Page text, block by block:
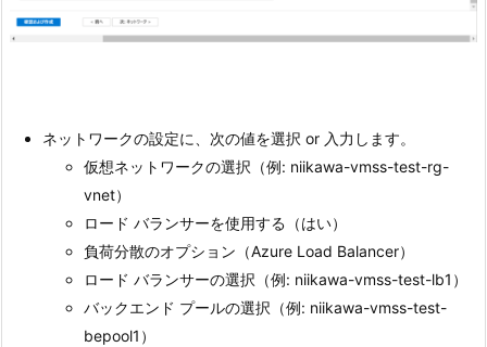
ネットワークの設定に、次の値を選択 or 入力します。
仮想ネットワークの選択（例: niikawa-vmss-test-rg-
vnet）
ロード バランサーを使用する（はい）
負荷分散のオプション（Azure Load Balancer）
ロード バランサーの選択（例: niikawa-vmss-test-lb1）
バックエンド プールの選択（例: niikawa-vmss-test-
bepool1）